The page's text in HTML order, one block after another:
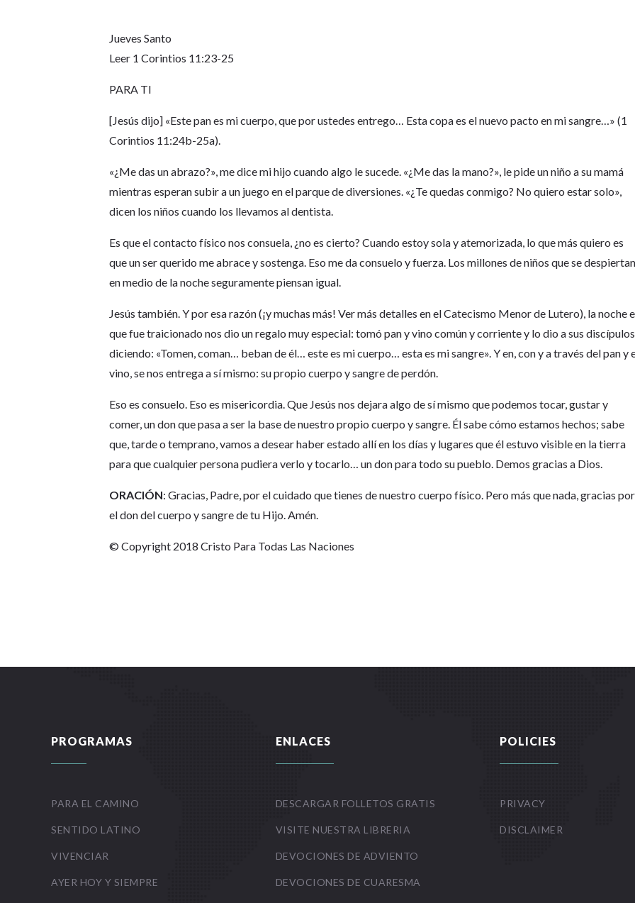
Jueves Santo
Leer 1 Corintios 11:23-25
PARA TI
[Jesús dijo] «Este pan es mi cuerpo, que por ustedes entrego… Esta copa es el nuevo pacto en mi sangre…» (1
Corintios 11:24b-25a).
«¿Me das un abrazo?», me dice mi hijo cuando algo le sucede. «¿Me das la mano?», le pide un niño a su mamá
mientras esperan subir a un juego en el parque de diversiones. «¿Te quedas conmigo? No quiero estar solo»,
dicen los niños cuando los llevamos al dentista.
Es que el contacto físico nos consuela, ¿no es cierto? Cuando estoy sola y atemorizada, lo que más quiero es
que un ser querido me abrace y sostenga. Eso me da consuelo y fuerza. Los millones de niños que se
en medio de la noche seguramente piensan igual.
Jesús también. Y por esa razón (¡y muchas más! Ver más detalles en el Catecismo Menor de Lutero), la noche
que fue traicionado nos dio un regalo muy especial: tomó pan y vino común y corriente y lo dio a sus discípulos
diciendo: «Tomen, coman… beban de él… este es mi cuerpo… esta es mi sangre». Y en, con y a través del pan y
vino, se nos entrega a sí mismo: su propio cuerpo y sangre de perdón.
Eso es consuelo. Eso es misericordia. Que Jesús nos dejara algo de sí mismo que podemos tocar, gustar y
comer, un don que pasa a ser la base de nuestro propio cuerpo y sangre. Él sabe cómo estamos hechos; sabe
que, tarde o temprano, vamos a desear haber estado allí en los días y lugares que él estuvo visible en la tierra
para que cualquier persona pudiera verlo y tocarlo… un don para todo su pueblo. Demos gracias a Dios.
ORACIÓN: Gracias, Padre, por el cuidado que tienes de nuestro cuerpo físico. Pero más que nada, gracias por
el don del cuerpo y sangre de tu Hijo. Amén.
© Copyright 2018 Cristo Para Todas Las Naciones
PROGRAMAS
PARA EL CAMINO
SENTIDO LATINO
VIVENCIAR
AYER HOY Y SIEMPRE
ENLACES
DESCARGAR FOLLETOS GRATIS
VISITE NUESTRA LIBRERIA
DEVOCIONES DE ADVIENTO
DEVOCIONES DE CUARESMA
POLICIES
PRIVACY
DISCLAIMER